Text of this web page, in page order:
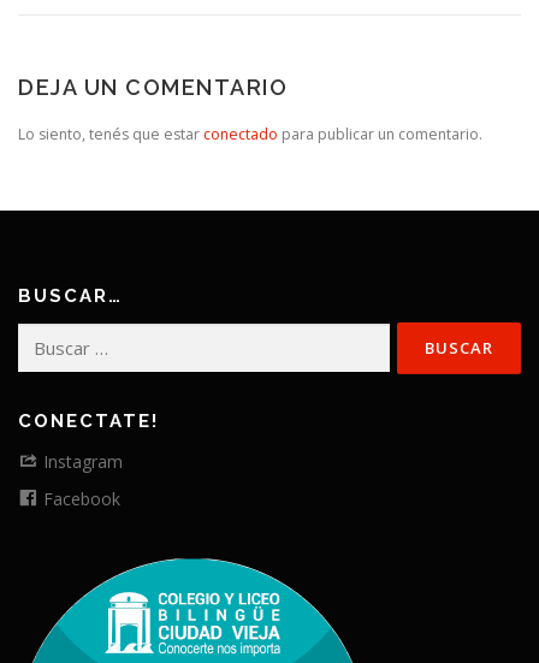
DEJA UN COMENTARIO
Lo siento, tenés que estar conectado para publicar un comentario.
BUSCAR…
CONECTATE!
Instagram
Facebook